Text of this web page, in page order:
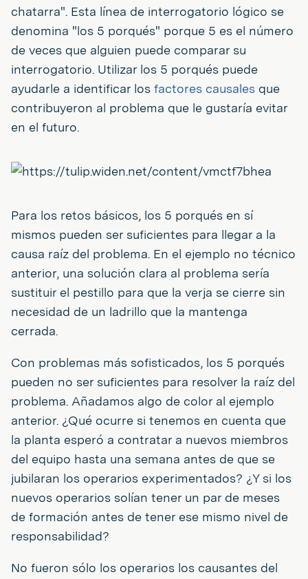
chatarra". Esta línea de interrogatorio lógico se
denomina "los 5 porqués" porque 5 es el número
de veces que alguien puede comparar su
interrogatorio. Utilizar los 5 porqués puede
ayudarle a identificar los factores causales que
contribuyeron al problema que le gustaría evitar
en el futuro.
Para los retos básicos, los 5 porqués en sí
mismos pueden ser suficientes para llegar a la
causa raíz del problema. En el ejemplo no técnico
anterior, una solución clara al problema sería
sustituir el pestillo para que la verja se cierre sin
necesidad de un ladrillo que la mantenga
cerrada.
Con problemas más sofisticados, los 5 porqués
pueden no ser suficientes para resolver la raíz del
problema. Añadamos algo de color al ejemplo
anterior. ¿Qué ocurre si tenemos en cuenta que
la planta esperó a contratar a nuevos miembros
del equipo hasta una semana antes de que se
jubilaran los operarios experimentados? ¿Y si los
nuevos operarios solían tener un par de meses
de formación antes de tener ese mismo nivel de
responsabilidad?
No fueron sólo los operarios los causantes del